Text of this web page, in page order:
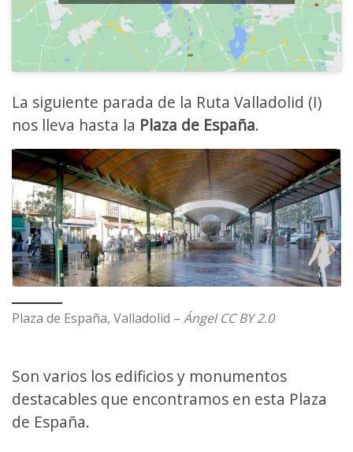
La siguiente parada de la Ruta Valladolid (I)
nos lleva hasta la Plaza de España.
Plaza de España, Valladolid – Ángel CC BY 2.0
Son varios los edificios y monumentos
destacables que encontramos en esta Plaza
de España.